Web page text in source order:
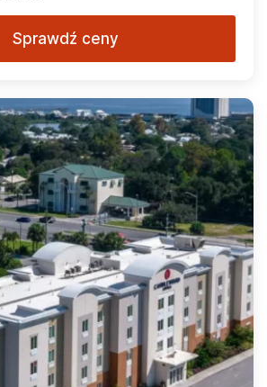
Sprawdź ceny